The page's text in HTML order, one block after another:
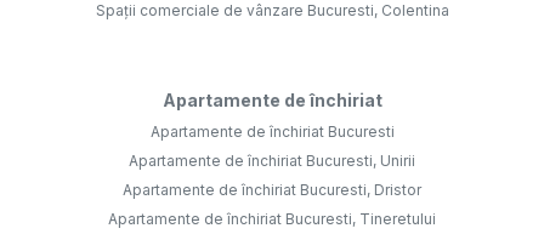
Spații comerciale de vânzare Bucuresti, Colentina
Apartamente de închiriat
Apartamente de închiriat Bucuresti
Apartamente de închiriat Bucuresti, Unirii
Apartamente de închiriat Bucuresti, Dristor
Apartamente de închiriat Bucuresti, Tineretului